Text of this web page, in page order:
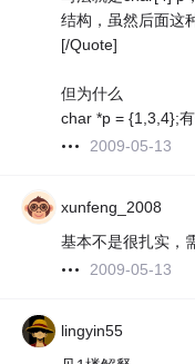
结构，虽然后面这
[/Quote]
但为什么
char *p = {1,3,4};
2009-05-13
xunfeng_2008
基本不是很扎实，
2009-05-13
lingyin55